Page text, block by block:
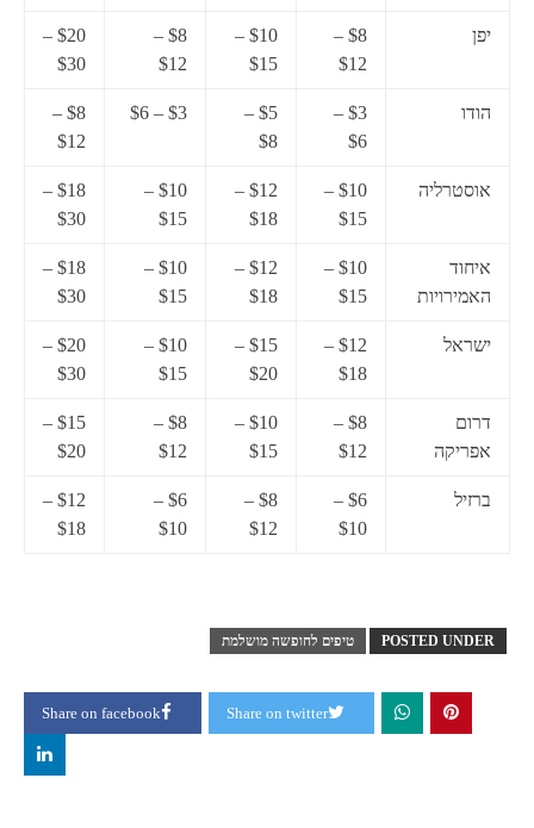
יפן
$8 –
$12
$10 –
$15
$8 –
$12
$20 –
$30
הודו
$3 –
$6
$5 –
$8
$3 – $6
$8 –
$12
אוסטרליה
$10 –
$15
$12 –
$18
$10 –
$15
$18 –
$30
איחוד
האמירויות
$10 –
$15
$12 –
$18
$10 –
$15
$18 –
$30
ישראל
$12 –
$18
$15 –
$20
$10 –
$15
$20 –
$30
דרום
אפריקה
$8 –
$12
$10 –
$15
$8 –
$12
$15 –
$20
ברזיל
$6 –
$10
$8 –
$12
$6 –
$10
$12 –
$18
POSTED UNDER טיפים לחופשה מושלמת
Share on facebook Share on twitter